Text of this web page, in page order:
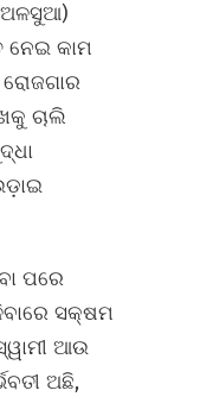
ନେଇ କାମ
ରୋଜଗାର
ଚାଲି
ପରେ
ସକ୍ଷମ
ଆଉ
ଅଛି,